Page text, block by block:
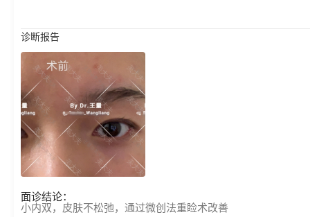
诊断报告
面诊结论：
小内双，皮肤不松弛，通过微创法重睑术改善